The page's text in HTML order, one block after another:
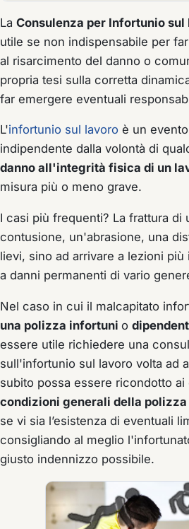
La Consulenza per Infortunio sul
utile se non indispensabile per
al risarcimento del danno o
propria tesi sulla corretta
far emergere eventuali
L'infortunio sul lavoro è un
indipendente dalla volontà di
danno all'integrità fisica di un
misura più o meno grave.
I casi più frequenti? La frattura di
contusione, un'abrasione, una
lievi, sino ad arrivare a lezioni
a danni permanenti di vario
Nel caso in cui il malcapitato
una polizza infortuni o
essere utile richiedere una
sull'infortunio sul lavoro volta ad
subito possa essere ricondotto ai
condizioni generali della
se vi sia l’esistenza di eventuali
consigliando al meglio
giusto indennizzo possibile.